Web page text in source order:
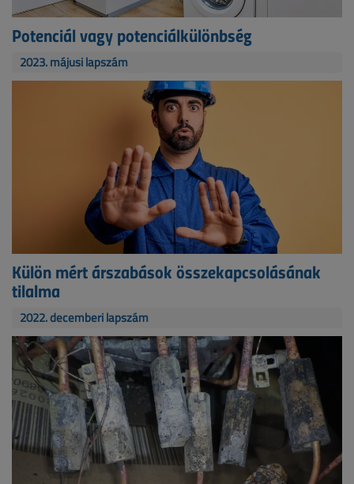
Potenciál vagy potenciálkülönbség
2023. májusi lapszám
Külön mért árszabások összekapcsolásának
tilalma
2022. decemberi lapszám